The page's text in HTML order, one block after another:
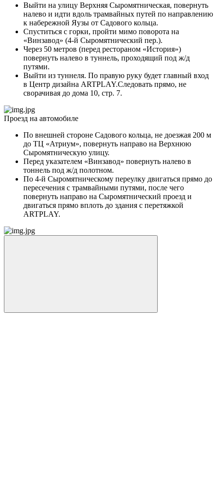
Выйти на улицу Верхняя Сыромятническая, повернуть
налево и идти вдоль трамвайных путей по направлению
к набережной Яузы от Садового кольца.
Спуститься с горки, пройти мимо поворота на
«Винзавод» (4-й Сыромятнический пер.).
Через 50 метров (перед рестораном «История»)
повернуть налево в туннель, проходящий под ж/д
путями.
Выйти из туннеля. По правую руку будет главный вход
в Центр дизайна ARTPLAY.Следовать прямо, не
сворачивая до дома 10, стр. 7.
Проезд на автомобиле
По внешней стороне Садового кольца, не доезжая 200 м
до ТЦ «Атриум», повернуть направо на Верхнюю
Сыромятническую улицу.
Перед указателем «Винзавод» повернуть налево в
тоннель под ж/д полотном.
По 4-й Сыромятническому переулку двигаться прямо до
пересечения с трамвайными путями, после чего
повернуть направо на Сыромятнический проезд и
двигаться прямо вплоть до здания с перетяжкой
ARTPLAY.